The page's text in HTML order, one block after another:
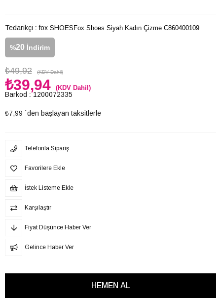
Tedarikçi : fox SHOES
%20 İndirim
₺49,92 (KDV Dahil)
₺39,94 (KDV Dahil)
Barkod : 1200072335
₺7,99 `den başlayan taksitlerle
Fox Shoes Siyah Kadın Çizme C860400109
Telefonla Sipariş
Favorilere Ekle
İstek Listeme Ekle
Karşılaştır
Fiyat Düşünce Haber Ver
Gelince Haber Ver